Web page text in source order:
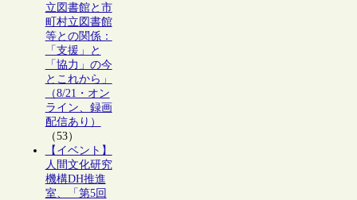
立図書館と市
町村立図書館
等との関係：
「支援」と
「協力」の今
とこれから」
（8/21・オン
ライン、録画
配信あり）
（53）
【イベント】
人間文化研究
機構DH推進
室、「第5回